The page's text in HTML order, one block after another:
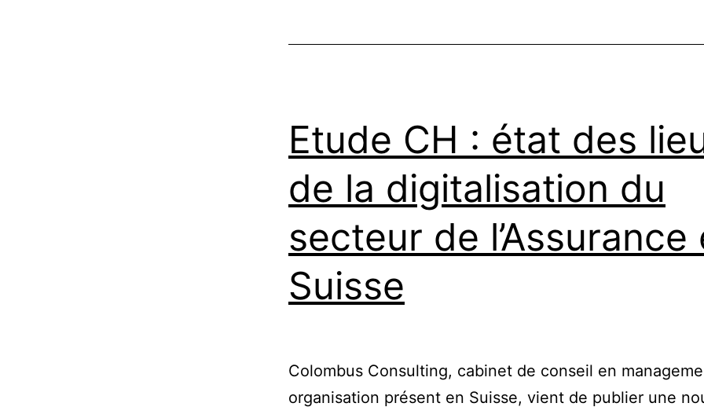
Alexa
Etude CH : état des
de la digitalisation du
secteur de l’Assurance
Suisse
Colombus Consulting, cabinet de conseil en
organisation présent en Suisse, vient de publier une